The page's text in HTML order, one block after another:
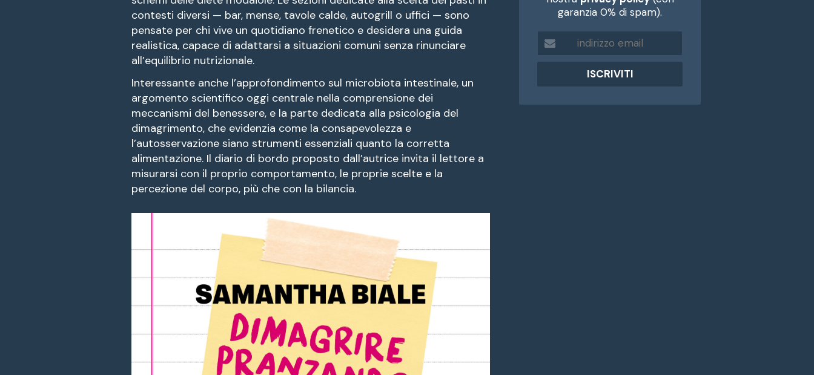
contesti diversi — bar, mense, tavole calde, autogrill o uffici — sono
pensate per chi vive un quotidiano frenetico e desidera una guida
realistica, capace di adattarsi a situazioni comuni senza rinunciare
all’equilibrio nutrizionale.
Interessante anche l’approfondimento sul microbiota intestinale, un
argomento scientifico oggi centrale nella comprensione dei
meccanismi del benessere, e la parte dedicata alla psicologia del
dimagrimento, che evidenzia come la consapevolezza e
l’autosservazione siano strumenti essenziali quanto la corretta
alimentazione. Il diario di bordo proposto dall’autrice invita il lettore a
misurarsi con il proprio comportamento, le proprie scelte e la
percezione del corpo, più che con la bilancia.
garanzia 0% di spam).
d
r